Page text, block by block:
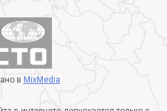
в MixMedia